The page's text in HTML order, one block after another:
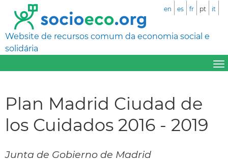
Website de recursos comum da economia social e
solidária
en es fr pt it
Plan Madrid Ciudad de
los Cuidados 2016 - 2019
Junta de Gobierno de Madrid